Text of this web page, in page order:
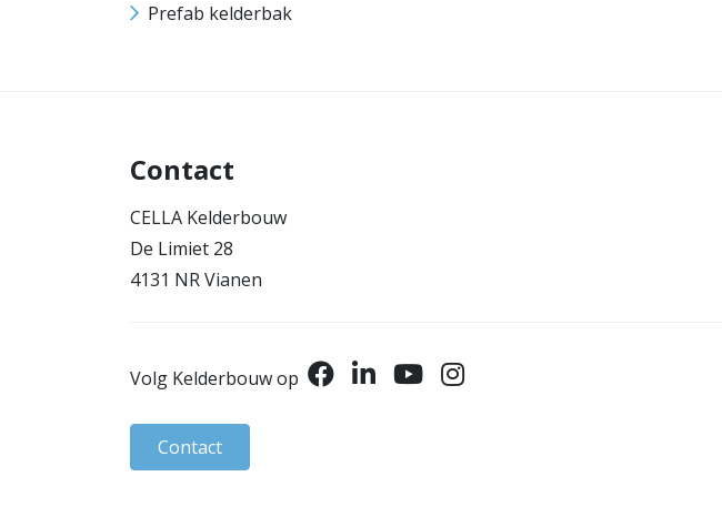
Prefab kelderbak
Contact
CELLA Kelderbouw
De Limiet 28
4131 NR Vianen
Volg Kelderbouw op
Contact